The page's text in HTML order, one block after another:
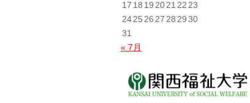
17 18 19 2021 22 23
2425 26 27 28 2930
31
« 7月